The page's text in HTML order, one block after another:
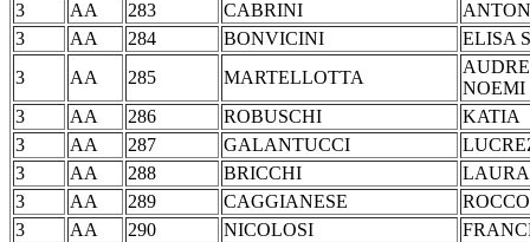
3
AA 283 CABRINI
3
AA 284 BONVICINI
3
AA 285 MARTELLOTTA
NOEMI
3
AA 286 ROBUSCHI
3
AA 287 GALANTUCCI
3
AA 288 BRICCHI
3
AA 289 CAGGIANESE
3
AA 290 NICOLOSI